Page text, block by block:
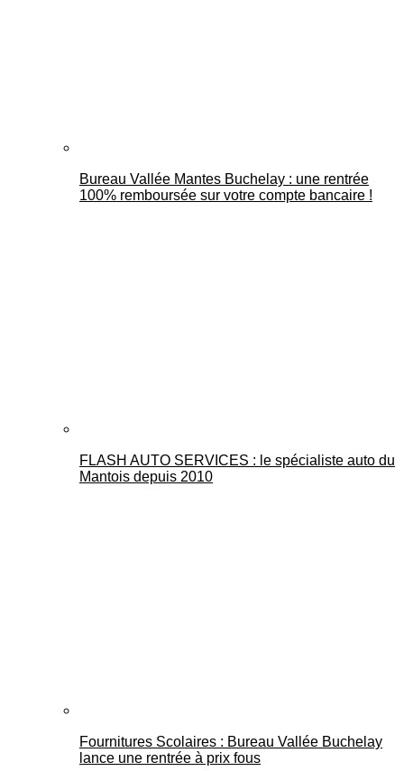
Bureau Vallée Mantes Buchelay : une rentrée
100% remboursée sur votre compte bancaire !
FLASH AUTO SERVICES : le spécialiste auto du
Mantois depuis 2010
Fournitures Scolaires : Bureau Vallée Buchelay
lance une rentrée à prix fous